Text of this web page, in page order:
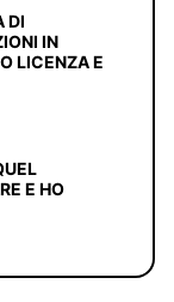
DI
IN
LICENZA E
E HO